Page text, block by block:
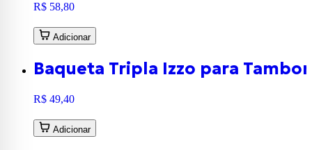
R$ 58,80
Adicionar
Baqueta Tripla Izzo para
R$ 49,40
Adicionar